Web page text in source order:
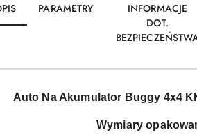
PARAMETRY
INFORMACJE
DOT.
Auto Na Akumulator Buggy 4x4
Wymiary